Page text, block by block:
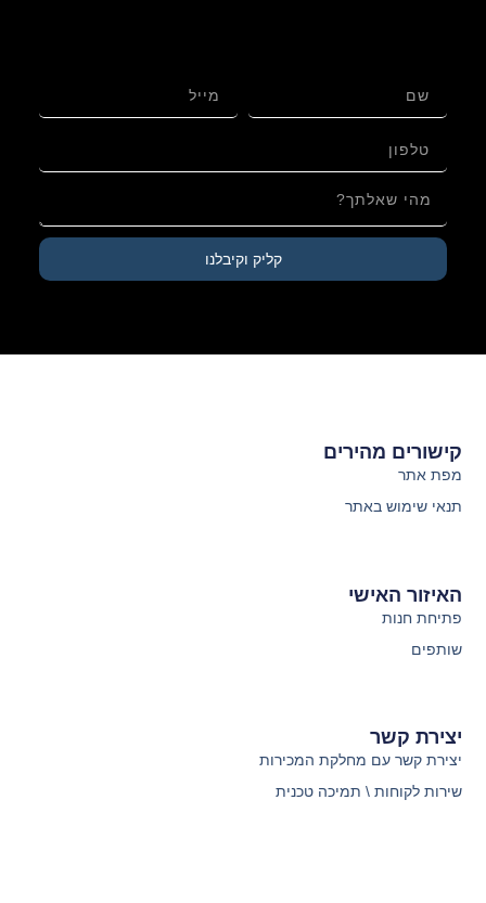
קליק וקיבלנו
האיזור האישי
פתיחת חנות
שותפים
קישורים מהירים
מפת אתר
תנאי שימוש באתר
יצירת קשר
יצירת קשר עם מחלקת המכירות
שירות לקוחות \ תמיכה טכנית